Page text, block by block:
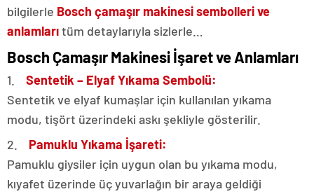
bilgilerle Bosch çamaşır makinesi sembolleri ve
anlamlarıtüm detaylarıyla sizlerle…
Bosch Çamaşır Makinesi İşaret ve Anlamları
1. Sentetik – Elyaf Yıkama Sembolü:
Sentetik ve elyaf kumaşlar için kullanılan yıkama
modu, tişört üzerindeki askı şekliyle gösterilir.
2. Pamuklu Yıkama İşareti:
Pamuklu giysiler için uygun olan bu yıkama modu,
kıyafet üzerinde üç yuvarlağın bir araya geldiği